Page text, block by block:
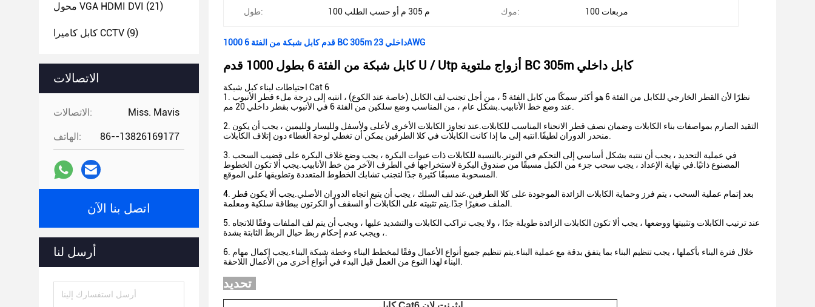
محول VGA HDMI DVI (21)
كابل كاميرا CCTV (9)
الاتصالات
الاتصالات: Miss. Mavis
الهاتف: 86--13826169177
اتصل بنا الآن
أرسل لنا
طول: 100 م 305 م أو حسب الطلب موك: 100 مربعات
1000 قدم كابل شبكة من الفئة 6 BC 305m داخلي 23AWG
كابل شبكة من الفئة 6 بطول 1000 قدم U / Utp أزواج ملتوية BC 305m كابل داخلي
احتياطات لبناء كبل شبكة Cat 6
1. نظرًا لأن القطر الخارجي للكابل من الفئة 6 هو أكثر سمكًا من كابل الفئة 5 ، من أجل تجنب لف الكابل (خاصة عند الكوع) ، انتبه إلى درجة ملء قطر الأنبوب
عند وضع خط الأنابيب.بشكل عام ، من المناسب وضع سلكين من الفئة 6 في الأنبوب بقطر داخلي 20 مم.
2. التقيد الصارم بمواصفات بناء الكابلات وضمان نصف قطر الانحناء المناسب للكابلات.عند تجاوز الكابلات الأخرى لأعلى ولأسفل ولليسار ولليمين ، يجب أن يكون
منحدر الدوران لطيفًا.انتبه إلى ما إذا كانت الكابلات في كلا الطرفين يمكن أن تغطي لوحة الغطاء دون إتلاف الكابلات.
3. في عملية التحديد ، يجب أن ننتبه بشكل أساسي إلى التحكم في التوتر.بالنسبة للكابلات ذات عبوات البكرة ، يجب وضع غلاف البكرة على قضيب السحب
المصنوع ذاتيًا.في نهاية الإعداد ، يجب سحب جزء من الكبل مسبقًا من صندوق البكرة لاستخراجها في الطرف الآخر من خط الأنابيب.يجب ألا تكون الخطوط
المسحوبة مسبقًا كثيرة جدًا لتجنب تشابك الخطوط المتعددة وتطويقها على الموقع.
4. بعد إتمام عملية السحب ، يتم فرز وحماية الكابلات الزائدة الموجودة على كلا الطرفين.عند لف السلك ، يجب أن يتبع اتجاه الدوران الأصلي.يجب ألا يكون قطر
الملف صغيرًا جدًا.يتم تثبيته على الكابلات أو السقف أو الكرتون ببطاقة سلكية ومعلمة.
5. عند ترتيب الكابلات وتثبيتها ووضعها ، يجب ألا تكون الكابلات الزائدة طويلة جدًا ، ولا يجب تراكب الكابلات والتشديد عليها ، ويجب أن يتم لف الملفات وفقًا للاتجاه
، ويجب عدم إحكام ربط حبال الربط الثابتة بشدة.
6. خلال فترة البناء بأكملها ، يجب تنظيم البناء بما يتفق بدقة مع عملية البناء.يتم تنظيم جميع أنواع الأعمال وفقًا لمخطط البناء وخطة شبكة البناء.يجب إكمال مهام
البناء لهذا النوع من العمل قبل البدء في أنواع أخرى من الأعمال اللاحقة.